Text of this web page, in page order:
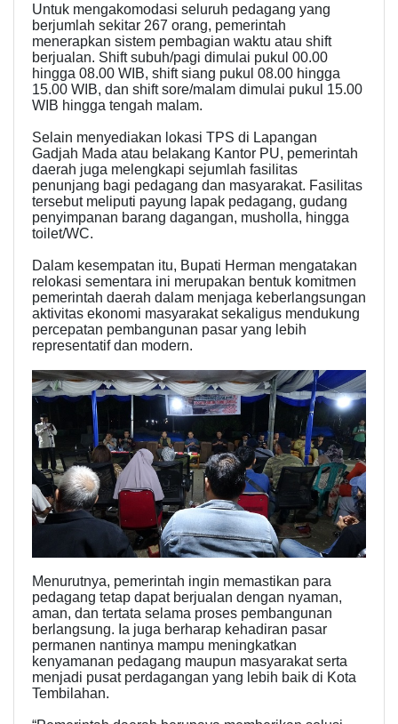
Untuk mengakomodasi seluruh pedagang yang
berjumlah sekitar 267 orang, pemerintah
menerapkan sistem pembagian waktu atau shift
berjualan. Shift subuh/pagi dimulai pukul 00.00
hingga 08.00 WIB, shift siang pukul 08.00 hingga
15.00 WIB, dan shift sore/malam dimulai pukul 15.00
WIB hingga tengah malam.
Selain menyediakan lokasi TPS di Lapangan
Gadjah Mada atau belakang Kantor PU, pemerintah
daerah juga melengkapi sejumlah fasilitas
penunjang bagi pedagang dan masyarakat. Fasilitas
tersebut meliputi payung lapak pedagang, gudang
penyimpanan barang dagangan, musholla, hingga
toilet/WC.
Dalam kesempatan itu, Bupati Herman mengatakan
relokasi sementara ini merupakan bentuk komitmen
pemerintah daerah dalam menjaga keberlangsungan
aktivitas ekonomi masyarakat sekaligus mendukung
percepatan pembangunan pasar yang lebih
representatif dan modern.
Menurutnya, pemerintah ingin memastikan para
pedagang tetap dapat berjualan dengan nyaman,
aman, dan tertata selama proses pembangunan
berlangsung. Ia juga berharap kehadiran pasar
permanen nantinya mampu meningkatkan
kenyamanan pedagang maupun masyarakat serta
menjadi pusat perdagangan yang lebih baik di Kota
Tembilahan.